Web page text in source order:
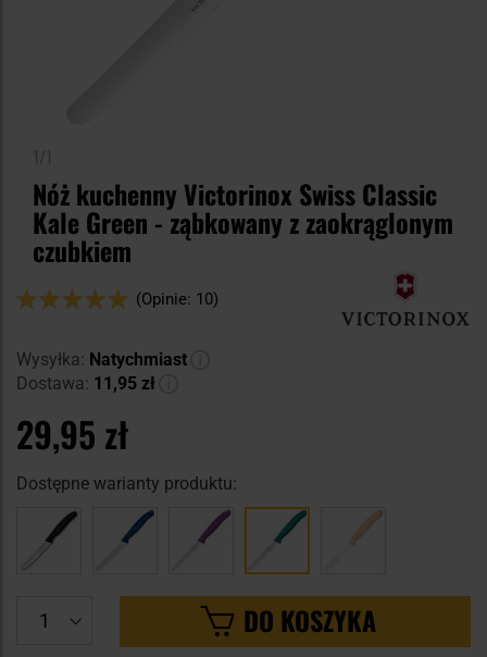
Nóż kuchenny Victorinox Swiss Classic
Kale Green - ząbkowany z zaokrąglonym
czubkiem
Ocena:
(Opinie: 10)
Wysyłka: Natychmiast
Dostawa: 11,95 zł
29,95 zł
Dostępne warianty produktu:
DO KOSZYKA